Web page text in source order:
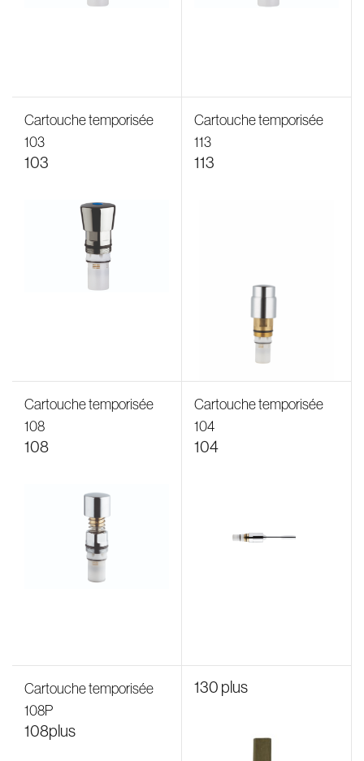
Cartouche temporisée
103
103
Cartouche temporisée
113
113
Cartouche temporisée
108
108
Cartouche temporisée
104
104
Cartouche temporisée
108P
108plus
130 plus